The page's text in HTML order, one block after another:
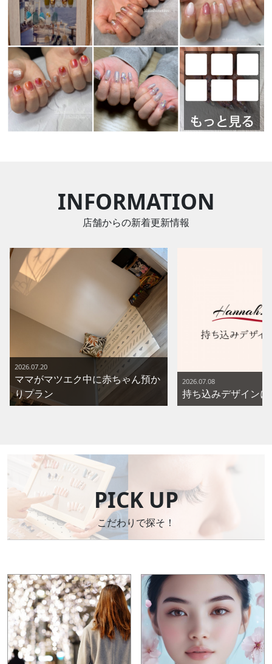
INFORMATION
店舗からの新着更新情報
2026.07.20
ママがマツエク中に赤ちゃん預か
りプラン
2026.07.08
持ち込みデザイン
PICK UP
こだわりで探そ！